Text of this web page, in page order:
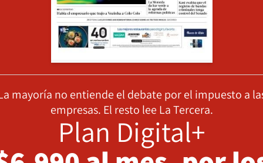
mayoría no entiende el debate por el impuesto a
empresas. El resto lee La Tercera.
Plan Digital+